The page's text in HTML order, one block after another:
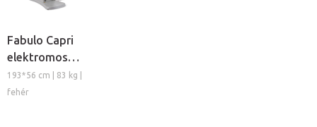
Fabulo Capri
elektromos
pedikűrös
kezelőszék
193*56 cm | 83 kg |
fehér